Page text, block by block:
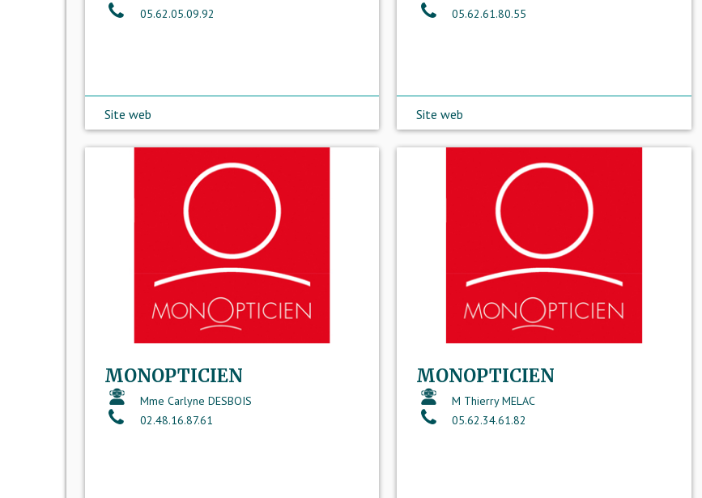
05.62.05.09.92
Site web
05.62.61.80.55
Site web
MONOPTICIEN
Mme Carlyne DESBOIS
02.48.16.87.61
MONOPTICIEN
M Thierry MELAC
05.62.34.61.82